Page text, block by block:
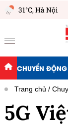
31°C,Hà Nội
CHUYỂN ĐỘNG
Trang chủ
5G